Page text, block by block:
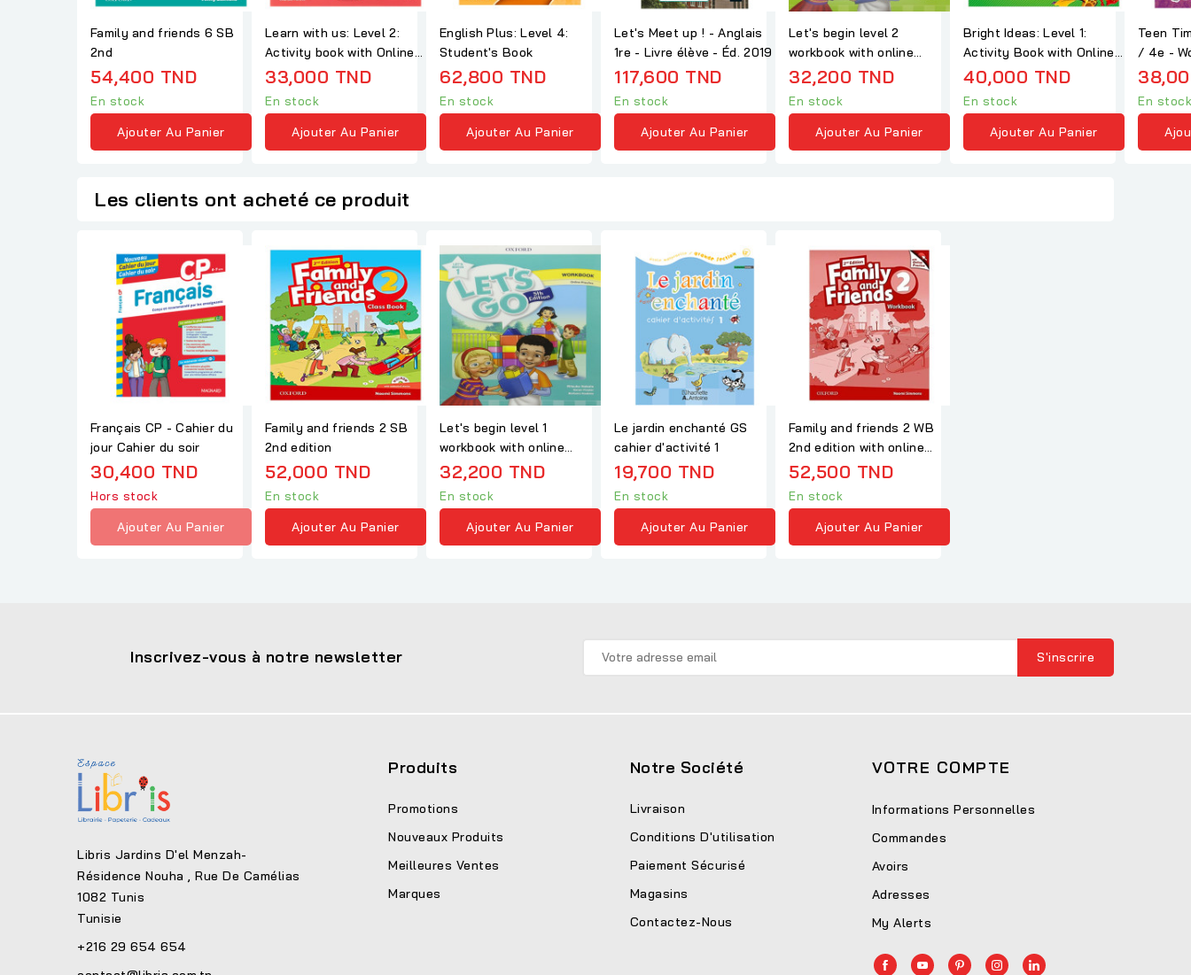
Family and friends 6 SB
2nd
54,400 TND
En stock
Ajouter Au Panier
Learn with us: Level 2:
Activity book with Online
Practice
33,000 TND
En stock
Ajouter Au Panier
English Plus: Level 4:
Student's Book
62,800 TND
En stock
Ajouter Au Panier
Let's Meet up ! - Anglais
1re - Livre élève - Éd. 2019
117,600 TND
En stock
Ajouter Au Panier
Let's begin level 2
workbook with online
practice 5 th edition
32,200 TND
En stock
Ajouter Au Panier
Bright Ideas: Level 1:
Activity Book with Online
Practice
40,000 TND
En stock
Ajouter Au Panier
Teen
/ 4e -
En stock
Les clients ont acheté ce produit
Français CP - Cahier du
jour Cahier du soir
30,400 TND
Hors stock
Ajouter Au Panier
Family and friends 2 SB
2nd edition
52,000 TND
En stock
Ajouter Au Panier
Let's begin level 1
workbook with online
practice 5th edition
32,200 TND
En stock
Ajouter Au Panier
Le jardin enchanté GS
cahier d'activité 1
19,700 TND
En stock
Ajouter Au Panier
Family and friends 2 WB
2nd edition with online
practice
52,500 TND
En stock
Ajouter Au Panier
Inscrivez-vous à notre newsletter
Libris Jardins D'el Menzah-
Résidence Nouha , Rue De Camélias
1082 Tunis
Tunisie
+216 29 654 654
Produits
Promotions
Nouveaux Produits
Meilleures Ventes
Marques
Notre Société
Livraison
Conditions D'utilisation
Paiement Sécurisé
Magasins
Contactez-Nous
VOTRE COMPTE
Informations Personnelles
Commandes
Avoirs
Adresses
My Alerts